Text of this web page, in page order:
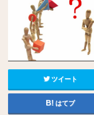
ツイート
はてブ